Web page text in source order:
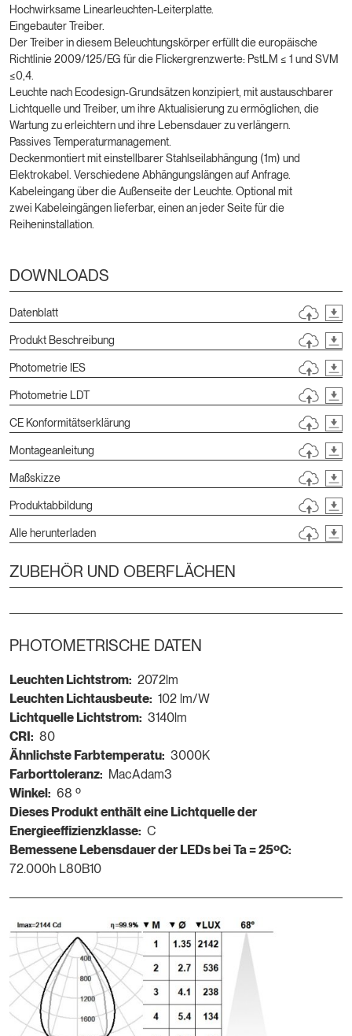
Hochwirksame Linearleuchten-Leiterplatte.
Eingebauter Treiber.
Der Treiber in diesem Beleuchtungskörper erfüllt die europäische
Richtlinie 2009/125/EG für die Flickergrenzwerte: PstLM ≤ 1 und SVM
≤0,4.
Leuchte nach Ecodesign-Grundsätzen konzipiert, mit austauschbarer
Lichtquelle und Treiber, um ihre Aktualisierung zu ermöglichen, die
Wartung zu erleichtern und ihre Lebensdauer zu verlängern.
Passives Temperaturmanagement.
Deckenmontiert mit einstellbarer Stahlseilabhängung (1m) und
Elektrokabel. Verschiedene Abhängungslängen auf Anfrage.
Kabeleingang über die Außenseite der Leuchte. Optional mit
zwei Kabeleingängen lieferbar, einen an jeder Seite für die
Reiheninstallation.
DOWNLOADS
Datenblatt
Produkt Beschreibung
Photometrie IES
Photometrie LDT
CE Konformitätserklärung
Montageanleitung
Maßskizze
Produktabbildung
Alle herunterladen
ZUBEHÖR UND OBERFLÄCHEN
PHOTOMETRISCHE DATEN
Leuchten Lichtstrom: 2072lm
Leuchten Lichtausbeute: 102 lm/W
Lichtquelle Lichtstrom: 3140lm
CRI: 80
Ähnlichste Farbtemperatu: 3000K
Farborttoleranz: MacAdam3
Winkel: 68 º
Dieses Produkt enthält eine Lichtquelle der
Energieeffizienzklasse: C
Bemessene Lebensdauer der LEDs bei Ta = 25ºC:
72.000h L80B10